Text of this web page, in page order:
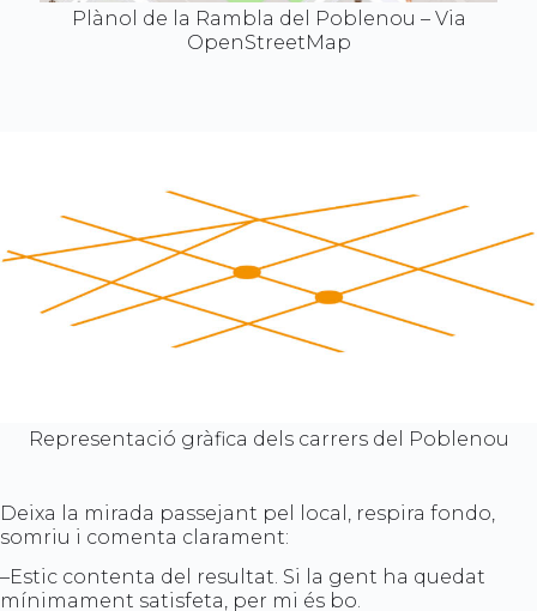
Plànol de la Rambla del Poblenou – Via
OpenStreetMap
Representació gràfica dels carrers del Poblenou
Deixa la mirada passejant pel local, respira fondo,
somriu i comenta clarament:
–Estic contenta del resultat. Si la gent ha quedat
mínimament satisfeta, per mi és bo.